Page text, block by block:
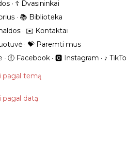
☦️ Dvasininkai
📚 Biblioteka
✉️ Kontaktai
💝 Paremti mus
ⓕ Facebook 🅾 Instagram ‎♪
pagal temą
pagal datą